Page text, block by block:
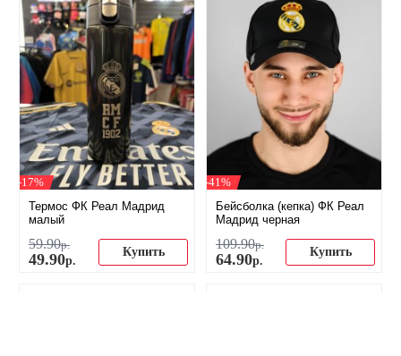
-17%
Термос ФК Реал Мадрид
малый
59.90р.
49.90р.
Купить
-41%
Бейсболка (кепка) ФК Реал
Мадрид черная
109.90р.
64.90р.
Купить